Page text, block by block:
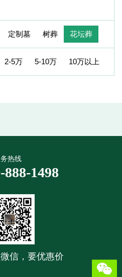
定制墓 树葬 花坛葬
2-5万 5-10万 10万以上
热线
888-1498
信，要优惠价